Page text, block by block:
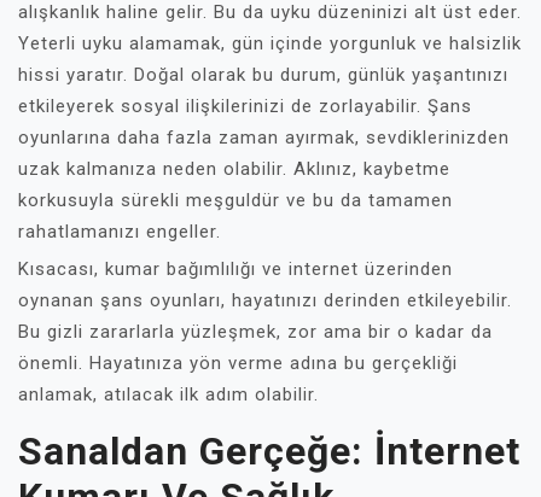
alışkanlık haline gelir. Bu da uyku düzeninizi alt üst eder.
Yeterli uyku alamamak, gün içinde yorgunluk ve halsizlik
hissi yaratır. Doğal olarak bu durum, günlük yaşantınızı
etkileyerek sosyal ilişkilerinizi de zorlayabilir. Şans
oyunlarına daha fazla zaman ayırmak, sevdiklerinizden
uzak kalmanıza neden olabilir. Aklınız, kaybetme
korkusuyla sürekli meşguldür ve bu da tamamen
rahatlamanızı engeller.
Kısacası, kumar bağımlılığı ve internet üzerinden
oynanan şans oyunları, hayatınızı derinden etkileyebilir.
Bu gizli zararlarla yüzleşmek, zor ama bir o kadar da
önemli. Hayatınıza yön verme adına bu gerçekliği
anlamak, atılacak ilk adım olabilir.
Sanaldan Gerçeğe: İnternet